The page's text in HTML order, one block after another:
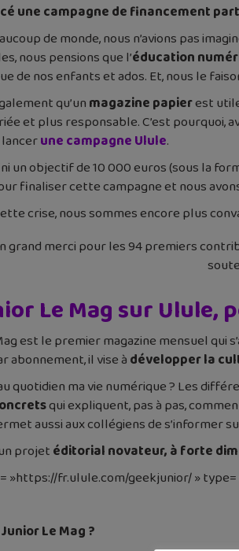
une campagne de financement
de monde, nous n’avions pas
nous pensions que l’éducation
de nos enfants et ados. Et, nous le
qu’unmagazine papierest
et plus responsable. C’est
lancerune campagne Ulule.
un objectif de 10 000 euros (sous la
finaliser cette campagne et nous
crise, nous sommes encore plus
grand merci pour les 94 premiers
Le Mag sur Ulule,
est le premier magazine mensuel qui
abonnement, il vise àdévelopper la
quotidien ma vie numérique ? Les
qui expliquent, pas à pas,
aussi aux collégiens de s’informer
projetéditorial novateur, à forte
»https://fr.ulule.com/geekjunior/ » type=
Le Mag ?